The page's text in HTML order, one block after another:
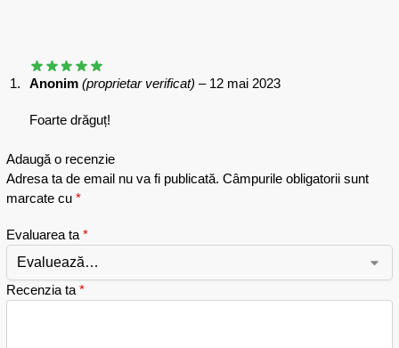
Anonim (proprietar verificat) – 12 mai 2023
Foarte drăguț!
Adaugă o recenzie
Adresa ta de email nu va fi publicată. Câmpurile obligatorii sunt
marcate cu *
Evaluarea ta *
Recenzia ta *